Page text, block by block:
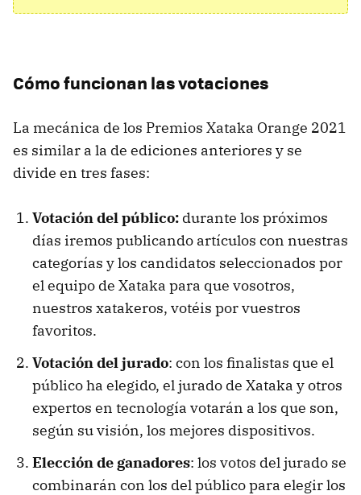
Cómo funcionan las votaciones
La mecánica de los Premios Xataka Orange 2021
es similar a la de ediciones anteriores y se
divide en tres fases:
Votación del público: durante los próximos
días iremos publicando artículos con nuestras
categorías y los candidatos seleccionados por
el equipo de Xataka para que vosotros,
nuestros xatakeros, votéis por vuestros
favoritos.
Votación del jurado: con los finalistas que el
público ha elegido, el jurado de Xataka y otros
expertos en tecnología votarán a los que son,
según su visión, los mejores dispositivos.
Elección de ganadores: los votos del jurado se
combinarán con los del público para elegir los